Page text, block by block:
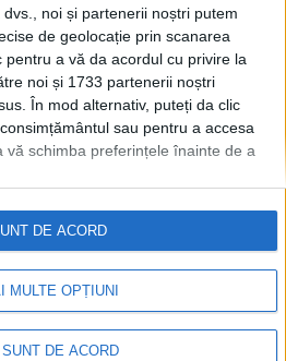
noi și partenerii noștri putem
de geolocație prin scanarea
pentru a vă da acordul cu privire la
noi și 1733 partenerii noștri
În mod alternativ, puteți da clic
sau pentru a accesa
vă schimba preferințele înainte de a
orice moment, revenind la acest site
din partea de jos a
MULTE OPȚIUNI
SUNT DE ACORD
DE ACORD
FM